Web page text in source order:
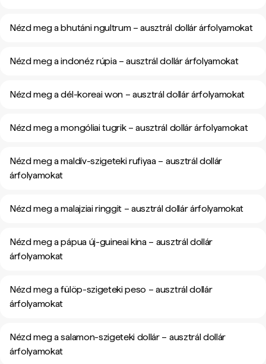
Nézd meg a bhutáni ngultrum – ausztrál dollár árfolyamokat
Nézd meg a indonéz rúpia – ausztrál dollár árfolyamokat
Nézd meg a dél-koreai won – ausztrál dollár árfolyamokat
Nézd meg a mongóliai tugrik – ausztrál dollár árfolyamokat
Nézd meg a maldív-szigeteki rufiyaa – ausztrál dollár
árfolyamokat
Nézd meg a malajziai ringgit – ausztrál dollár árfolyamokat
Nézd meg a pápua új-guineai kina – ausztrál dollár
árfolyamokat
Nézd meg a fülöp-szigeteki peso – ausztrál dollár
árfolyamokat
Nézd meg a salamon-szigeteki dollár – ausztrál dollár
árfolyamokat